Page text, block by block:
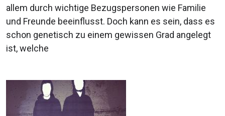
allem durch wichtige Bezugspersonen wie Familie
und Freunde beeinflusst. Doch kann es sein, dass es
schon genetisch zu einem gewissen Grad angelegt
ist, welche